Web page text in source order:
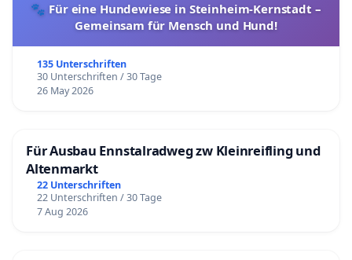
🐾 Für eine Hundewiese in Steinheim-Kernstadt –
Gemeinsam für Mensch und Hund!
135 Unterschriften
30 Unterschriften / 30 Tage
26 May 2026
Für Ausbau Ennstalradweg zw Kleinreifling und
Altenmarkt
22 Unterschriften
22 Unterschriften / 30 Tage
7 Aug 2026